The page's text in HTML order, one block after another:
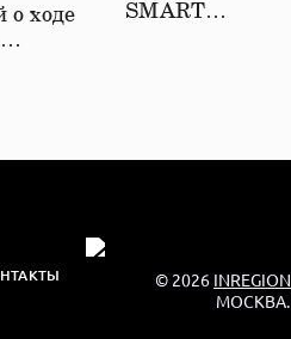
о ходе
SMART…
© 2026
МОСКВА.